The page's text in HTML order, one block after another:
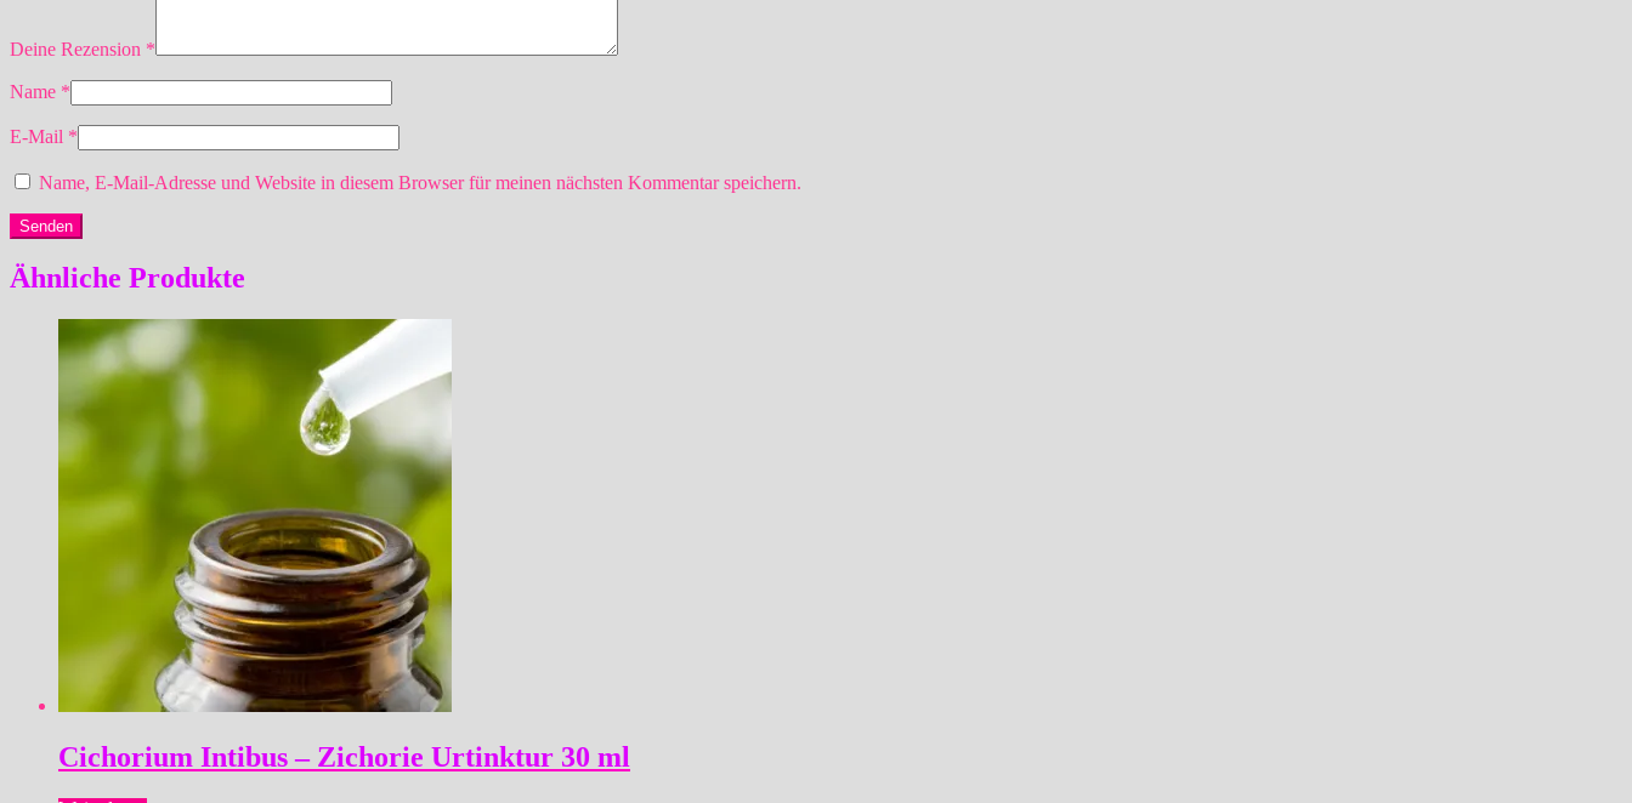
Deine Rezension *
Name *
E-Mail *
Name, E-Mail-Adresse und Website in diesem Browser für meinen nächsten Kommentar speichern.
Ähnliche Produkte
Cichorium Intibus – Zichorie Urtinktur 30 ml